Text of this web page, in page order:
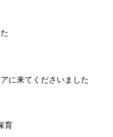
に来てくださいました
育